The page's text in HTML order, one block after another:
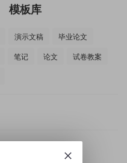
模板库
演示文稿
毕业论文
笔记 论文
试卷教案